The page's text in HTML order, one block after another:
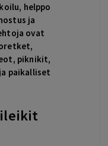
helppo
ja
ovat
piknikit,
paikalliset